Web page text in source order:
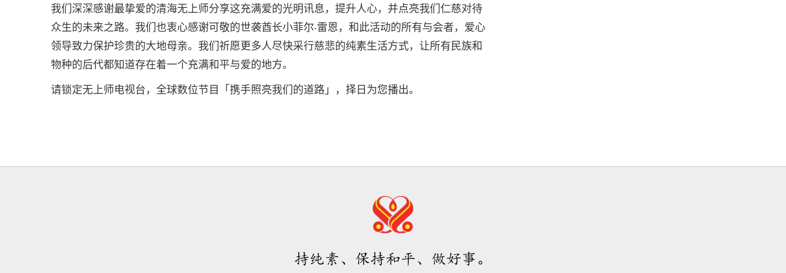
我们深深感谢最挚爱的清海无上师分享这充满爱的光明讯息，提升人心，并点亮我们仁慈对待
众生的未来之路。我们也衷心感谢可敬的世袭酋长小菲尔‧雷恩，和此活动的所有与会者，爱心
领导致力保护珍贵的大地母亲。我们祈愿更多人尽快采行慈悲的纯素生活方式，让所有民族和
物种的后代都知道存在着一个充满和平与爱的地方。
请锁定无上师电视台，全球数位节目「携手照亮我们的道路」，择日为您播出。
持纯素、保持和平、做好事。